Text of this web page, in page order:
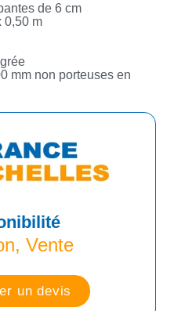
de 6 cm
0,50 m
mm non porteuses en
Vente
un devis